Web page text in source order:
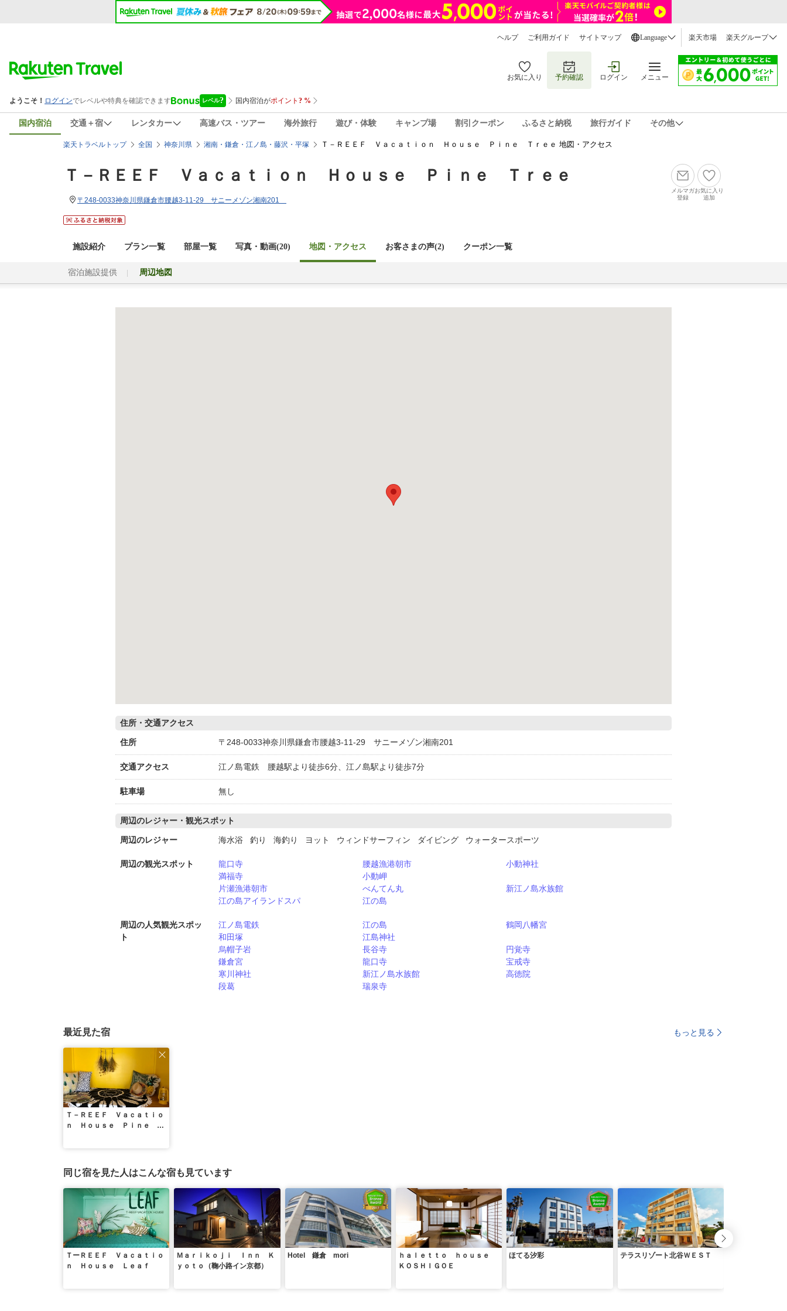
ヘルプ ご利用ガイド サイトマップ Language 楽天市場 楽天グループ
お気に入り 予約確認 ログイン メニュー
国内宿泊 交通＋宿 レンタカー 高速バス・ツアー 海外旅行 遊び・体験 キャンプ場 割引クーポン ふるさと納税 旅行ガイド その他
楽天トラベルトップ 全国 神奈川県 湘南・鎌倉・江ノ島・藤沢・平塚 Ｔ－ＲＥＥＦ Ｖａｃａｔｉｏｎ Ｈｏｕｓｅ Ｐｉｎｅ Ｔｒｅｅ 地図・アクセス
Ｔ－ＲＥＥＦ Ｖａｃａｔｉｏｎ Ｈｏｕｓｅ Ｐｉｎｅ Ｔｒｅｅ
〒248-0033神奈川県鎌倉市腰越3-11-29 サニーメゾン湘南201
メルマガ
登録
お気に入り
追加
施設紹介 プラン一覧 部屋一覧 写真・動画(20) 地図・アクセス お客さまの声(2) クーポン一覧
宿泊施設提供 周辺地図
住所・交通アクセス
住所 〒248-0033神奈川県鎌倉市腰越3-11-29 サニーメゾン湘南201
交通アクセス 江ノ島電鉄 腰越駅より徒歩6分、江ノ島駅より徒歩7分
駐車場 無し
周辺のレジャー・観光スポット
周辺のレジャー 海水浴 釣り 海釣り ヨット ウィンドサーフィン ダイビング ウォータースポーツ
周辺の観光スポット 龍口寺 腰越漁港朝市
小動神社
満福寺
小動岬
片瀬漁港朝市
べんてん丸
新江ノ島水族館
江の島アイランドスパ
江の島
周辺の人気観光スポッ
ト
江ノ島電鉄 江の島
鶴岡八幡宮
和田塚
江島神社
烏帽子岩
長谷寺
円覚寺
鎌倉宮
龍口寺
宝戒寺
寒川神社
新江ノ島水族館
高徳院
段葛
瑞泉寺
最近見た宿 もっと見る
Ｔ－ＲＥＥＦ Ｖａｃａｔｉｏ
ｎ Ｈｏｕｓｅ Ｐｉｎｅ Ｔ
同じ宿を見た人はこんな宿も見ています
ＴーＲＥＥＦ Ｖａｃａｔｉｏ
ｎ Ｈｏｕｓｅ Ｌｅａｆ
Ｍａｒｉｋｏｊｉ Ｉｎｎ Ｋ
ｙｏｔｏ（鞠小路イン京都）
Hotel 鎌倉 mori
ｈａｌｅｔｔｏ ｈｏｕｓｅ
ＫＯＳＨＩＧＯＥ
ほてる汐彩 テラスリゾート北谷ＷＥＳＴ